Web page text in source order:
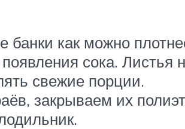
как можно
сока. Листья
свежие порции.
закрываем их